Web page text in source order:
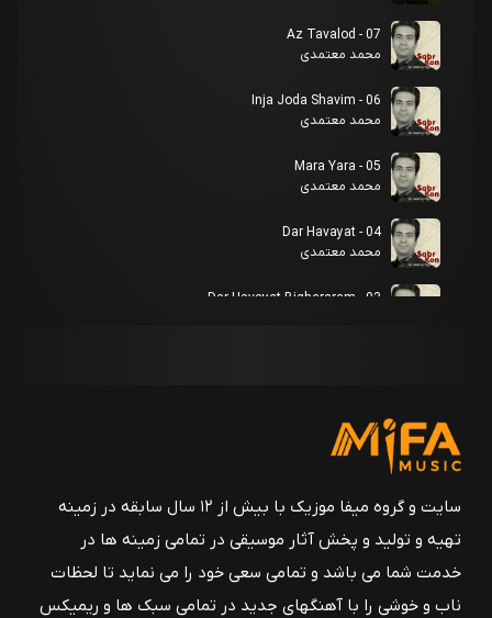
07 - Az Tavalod
محمد معتمدی
06 - Inja Joda Shavim
محمد معتمدی
05 - Mara Yara
محمد معتمدی
04 - Dar Havayat
محمد معتمدی
03 - Dar Havayat Bighararam
01 - Sabr Kon
محمد معتمدی
محمد معتمدی
محمد معتمدی
سایت و گروه میفا موزیک با بیش از ۱۲ سال سابقه در زمینه
تهیه و تولید و پخش آثار موسیقی در تمامی زمینه ها در
خدمت شما می باشد و تمامی سعی خود را می نماید تا لحظات
ناب و خوشی را با آهنگهای جدید در تمامی سبک ها و ریمیکس